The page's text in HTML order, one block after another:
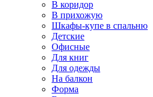
В коридор
В прихожую
Шкафы-купе в спальню
Детские
Офисные
Для книг
Для одежды
На балкон
Форма